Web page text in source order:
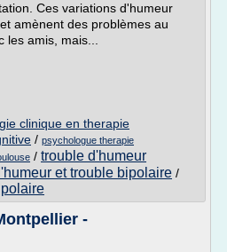
Ces variations d'humeur
amènent des problèmes au
amis, mais...
clinique en therapie
/ psychologue therapie
/ trouble d'humeur
et trouble bipolaire /
-